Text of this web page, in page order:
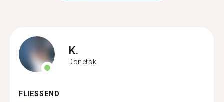
K.
Donetsk
FLIESSEND